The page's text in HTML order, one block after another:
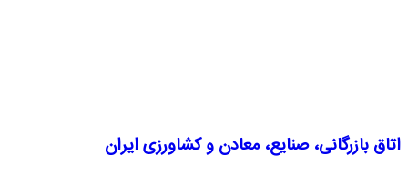
اتاق بازرگانی، صنایع، معادن و کشاورزی ایران